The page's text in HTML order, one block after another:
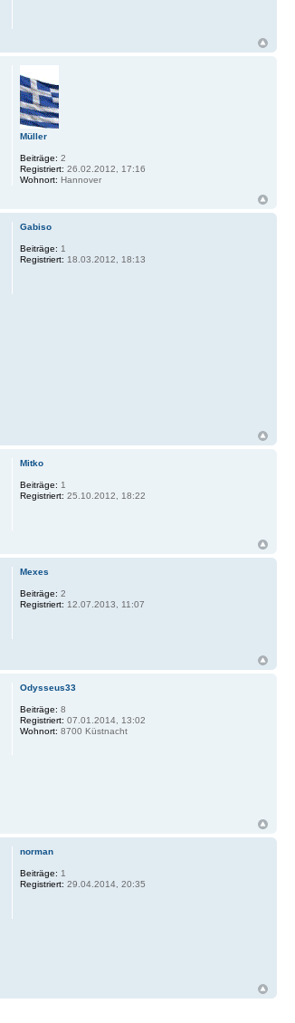
Müller
Beiträge: 2
Registriert: 26.02.2012, 17:16
Wohnort: Hannover
Gabiso
Beiträge: 1
Registriert: 18.03.2012, 18:13
Mitko
Beiträge: 1
Registriert: 25.10.2012, 18:22
Mexes
Beiträge: 2
Registriert: 12.07.2013, 11:07
Odysseus33
Beiträge: 8
Registriert: 07.01.2014, 13:02
Wohnort: 8700 Küstnacht
norman
Beiträge: 1
Registriert: 29.04.2014, 20:35